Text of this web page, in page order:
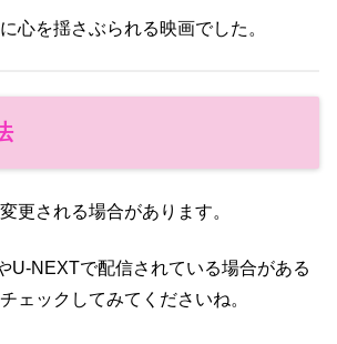
心を揺さぶられる映画でした。
更される場合があります。
U-NEXTで配信されている場合がある
ェックしてみてくださいね。